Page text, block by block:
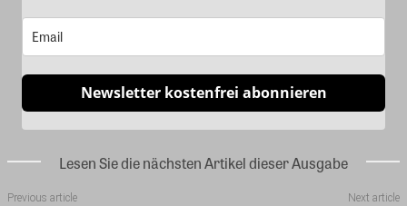
Newsletter kostenfrei abonnieren
Lesen Sie die nächsten Artikel dieser Ausgabe
Previous article Next article